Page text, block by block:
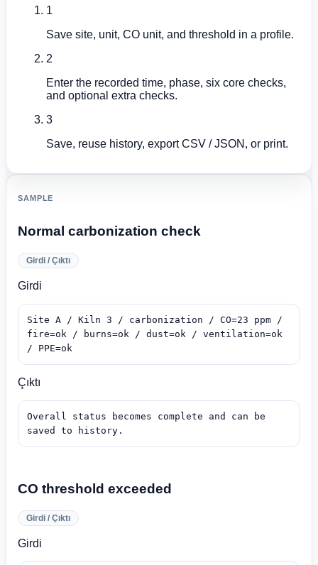
1
Save site, unit, CO unit, and threshold in a profile.
2
Enter the recorded time, phase, six core checks,
and optional extra checks.
3
Save, reuse history, export CSV / JSON, or print.
SAMPLE
Normal carbonization check
Girdi / Çıktı
Girdi
Site A / Kiln 3 / carbonization / CO=23 ppm /
fire=ok / burns=ok / dust=ok / ventilation=ok
/ PPE=ok
Çıktı
Overall status becomes complete and can be
saved to history.
CO threshold exceeded
Girdi / Çıktı
Girdi